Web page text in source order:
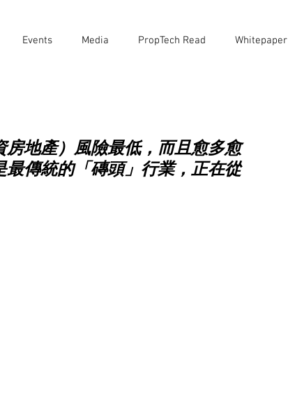
Events Media PropTech Read Whitepaper
地產）風險最低，而且愈多愈
傳統的「磚頭」行業，正在從